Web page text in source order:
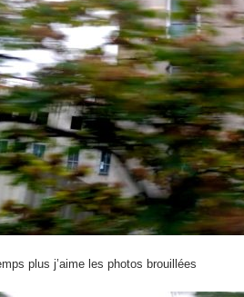
plus j’aime les photos brouillées